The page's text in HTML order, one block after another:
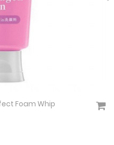
Foam Whip